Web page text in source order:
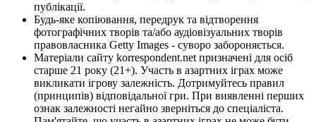
публікації.
Будь-яке копіювання, передрук та відтворення
фотографічних творів та/або аудіовізуальних творів
правовласника Getty Images - суворо забороняється.
Матеріали сайту korrespondent.net призначені для осіб
старше 21 року (21+). Участь в азартних іграх може
викликати ігрову залежність. Дотримуйтесь правил
(принципів) відповідальної гри. При виявленні перших
ознак залежності негайно зверніться до спеціаліста.